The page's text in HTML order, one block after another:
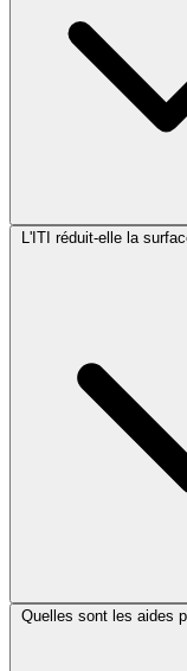
L'ITI réduit-elle la
Quelles sont les aides